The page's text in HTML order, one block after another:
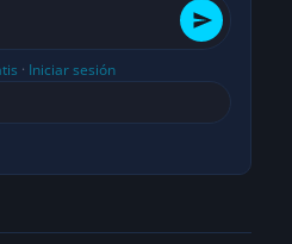
· Iniciar sesión